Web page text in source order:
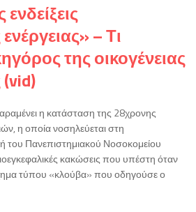
– Τι
της οικογένειας
η κατάσταση της 28χρονης
η οποία νοσηλεύεται στη
του Πανεπιστημιακού Νοσοκομείου
κακώσεις που υπέστη όταν
τύπου «κλούβα» που οδηγούσε ο